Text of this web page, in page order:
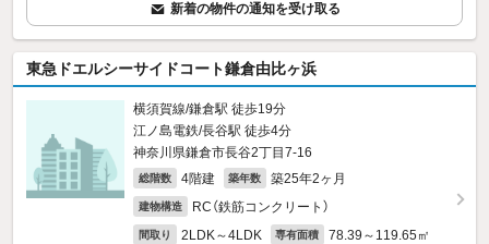
新着の物件の通知を受け取る
東急ドエルシーサイドコート鎌倉由比ヶ浜
横須賀線/鎌倉駅 徒歩19分
江ノ島電鉄/長谷駅 徒歩4分
神奈川県鎌倉市長谷2丁目7-16
総階数 4階建 築年数 築25年2ヶ月
建物構造 RC（鉄筋コンクリート）
間取り 2LDK～4LDK 専有面積 78.39～119.65㎡